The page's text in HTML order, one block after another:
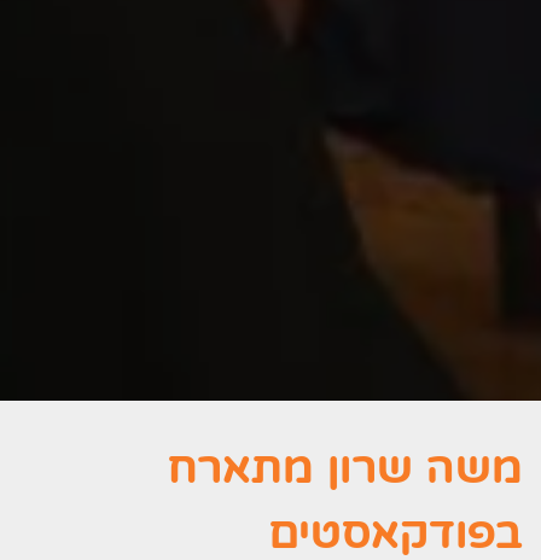
משה שרון מתארח
בפודקאסטים